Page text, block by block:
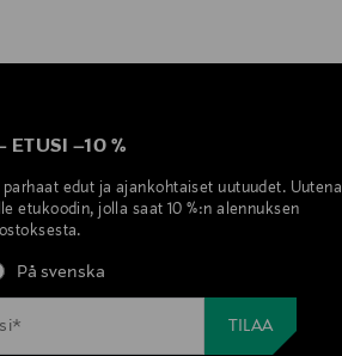
ETUSI –10 %
edut ja ajankohtaiset uutuudet. Uutena
etukoodin, jolla saat 10 %:n alennuksen
På svenska